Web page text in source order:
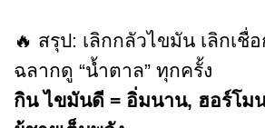
🔥 สรุป: เลิกกลัวไขมัน เลิกเชื่
ฉลากดู “น้ำตาล” ทุกครั้ง
กิน ไขมันดี = อิ่มนาน, ฮอร์โม